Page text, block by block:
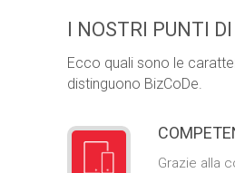
I NOSTRI PUNTI
Ecco quali sono le
distinguono BizCoDe.
Grazie alla